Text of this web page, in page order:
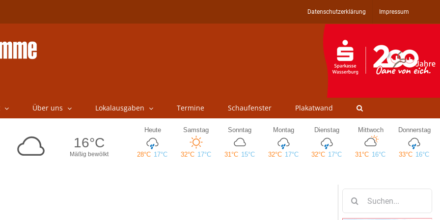
Datenschutzerklärung Impressum
Über uns Lokalausgaben Termine Schaufenster Plakatwand
nach: